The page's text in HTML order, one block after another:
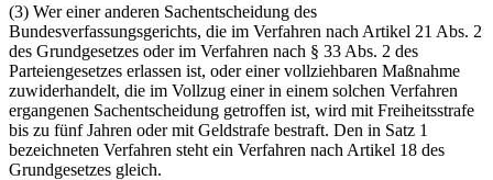
(3) Wer einer anderen Sachentscheidung des
Bundesverfassungsgerichts, die im Verfahren nach Artikel 21 Abs. 2
des Grundgesetzes oder im Verfahren nach § 33 Abs. 2 des
Parteiengesetzes erlassen ist, oder einer vollziehbaren Maßnahme
zuwiderhandelt, die im Vollzug einer in einem solchen Verfahren
ergangenen Sachentscheidung getroffen ist, wird mit Freiheitsstrafe
bis zu fünf Jahren oder mit Geldstrafe bestraft. Den in Satz 1
bezeichneten Verfahren steht ein Verfahren nach Artikel 18 des
Grundgesetzes gleich.